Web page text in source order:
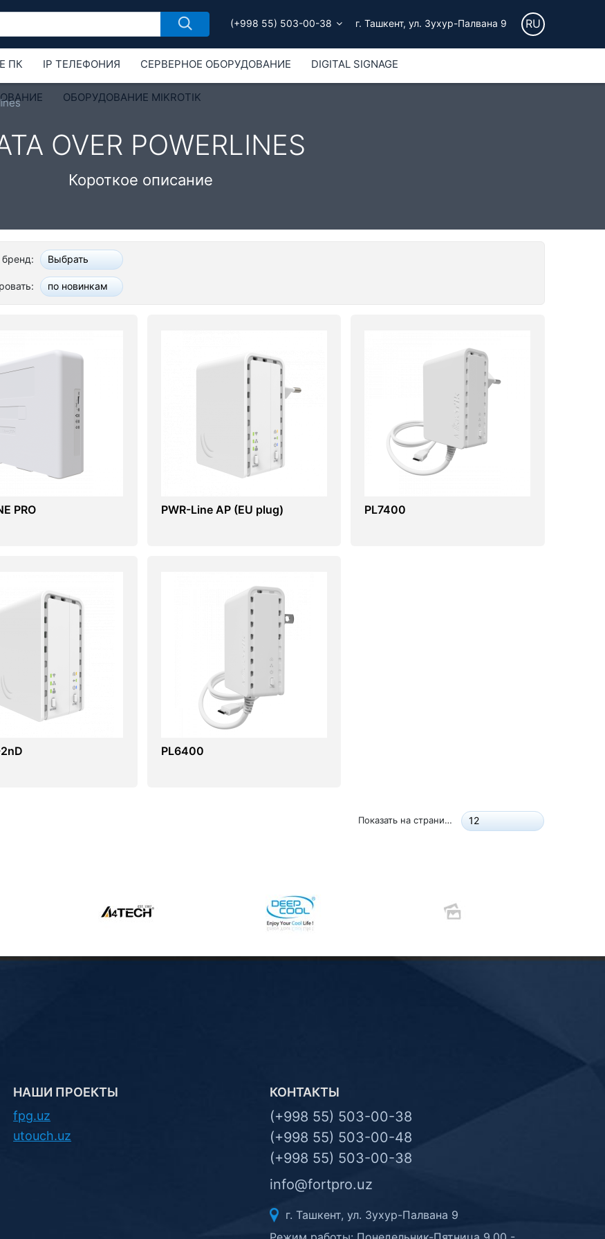
(+998 55) 503-00-38 г. Ташкент, ул. Зухур-Палвана 9 RU
ПК IP ТЕЛЕФОНИЯ СЕРВЕРНОЕ ОБОРУДОВАНИЕ DIGITAL SIGNAGE
ОБОРУДОВАНИЕ MIKROTIK
OVER POWERLINES
Короткое описание
Выбрать
по новинкам
PRO PWR-Line AP (EU plug) PL7400
PL6400
Показать на странице: 12
НАШИ ПРОЕКТЫ
fpg.uz
utouch.uz
КОНТАКТЫ
(+998 55) 503-00-38
(+998 55) 503-00-48
(+998 55) 503-00-38
info@fortpro.uz
г. Ташкент, ул. Зухур-Палвана 9